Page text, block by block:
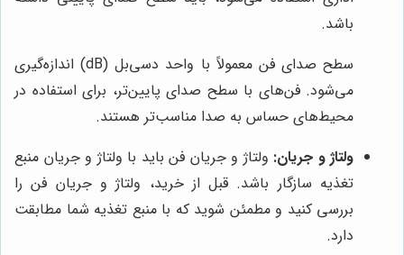
باشد.
سطح صدای فن معمولاً با واحد دسی‌بل (dB) اندازه‌گیری
می‌شود. فن‌های با سطح صدای پایین‌تر، برای استفاده در
محیط‌های حساس به صدا مناسب‌تر هستند.
ولتاژ و جریان: ولتاژ و جریان فن باید با ولتاژ و جریان منبع
تغذیه سازگار باشد. قبل از خرید، ولتاژ و جریان فن را
بررسی کنید و مطمئن شوید که با منبع تغذیه شما مطابقت
دارد.